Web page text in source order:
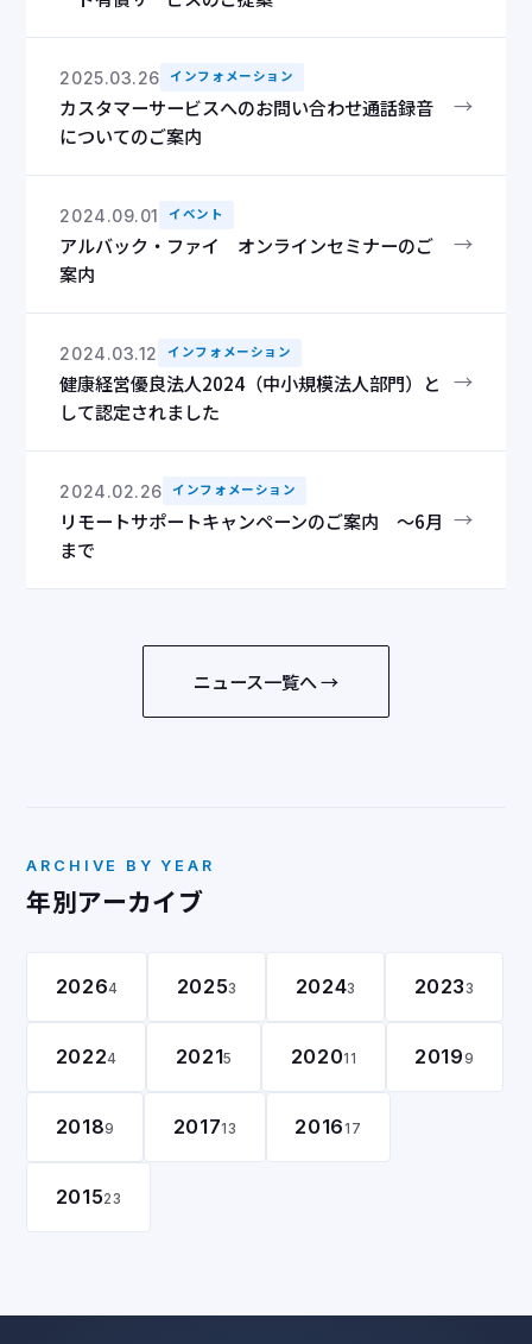
2025.03.26 インフォメーション
カスタマーサービスへのお問い合わせ通話録音
についてのご案内
→
2024.09.01 イベント
アルバック・ファイ オンラインセミナーのご
案内
→
2024.03.12 インフォメーション
健康経営優良法人2024（中小規模法人部門）と
して認定されました
→
2024.02.26 インフォメーション
リモートサポートキャンペーンのご案内 ～6月
まで
→
ニュース一覧へ →
ARCHIVE BY YEAR
年別アーカイブ
20264 20253 20243 20233
20224 20215 202011 20199
20189 201713 201617
201523